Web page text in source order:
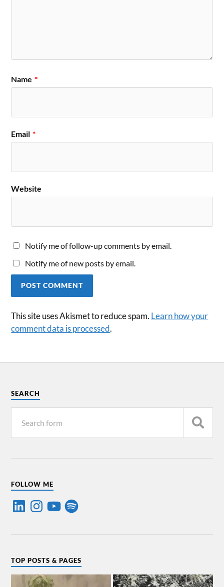
Name *
Email *
Website
Notify me of follow-up comments by email.
Notify me of new posts by email.
This site uses Akismet to reduce spam. Learn how your
comment data is processed.
SEARCH
FOLLOW ME
TOP POSTS & PAGES